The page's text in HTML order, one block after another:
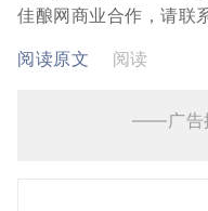
佳酿网商业合作，请联
阅读原文
阅读
——广告